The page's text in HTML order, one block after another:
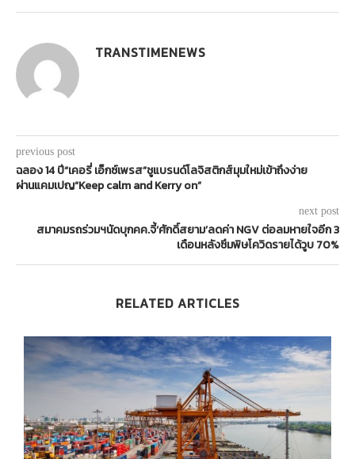
TRANSTIMENEWS
previous post
ฉลอง 14 ปี“เคอรี่ เอ็กซ์เพรส”ชูแบรนด์โลจิสติกส์มุมใหม่เข้าถึงง่าย
ผ่านแคมเปญ“Keep calm and Kerry on”
next post
สมาคมรถร่วมฯนัดบุกคค.จี้‘ศักดิ์สยาม’ลดค่า NGV ต่อลมหายใจอีก 3
เดือนหลังซึมพิษโควิดรายได้วูบ 70%
RELATED ARTICLES